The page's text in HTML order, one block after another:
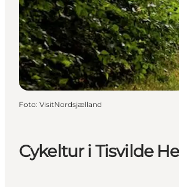
Cykeltur i Tisvilde
Foto: VisitNordsjælland